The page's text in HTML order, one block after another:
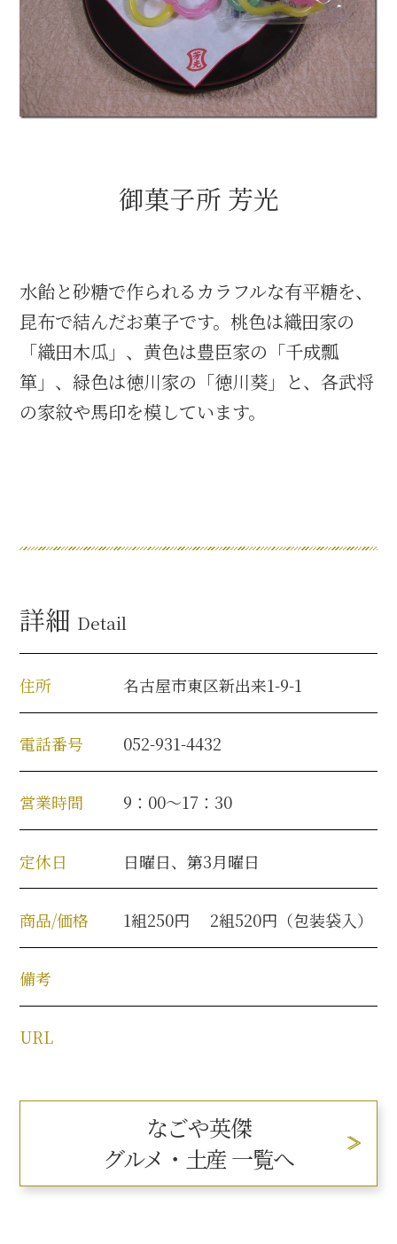
秀吉功路
織田信長と名古屋の関係
信長グルメ・土産一覧
徳川家康と名古屋の関係
家康関連 史跡 一覧
利家関連 史跡 一覧
犬千代ルート
加藤清正と名古屋の関係
清正関連 史跡 一覧
御菓子所 芳光
水飴と砂糖で作られるカラフルな有平糖を、
昆布で結んだお菓子です。桃色は織田家の
「織田木瓜」、黄色は豊臣家の「千成瓢
箪」、緑色は徳川家の「徳川葵」と、各武将
の家紋や馬印を模しています。
詳細 Detail
住所 名古屋市東区新出来1-9-1
電話番号 052-931-4432
営業時間 9：00～17：30
定休日 日曜日、第3月曜日
商品/価格 1組250円 2組520円（包装袋入）
備考
URL
なごや英傑
グルメ・土産 一覧へ